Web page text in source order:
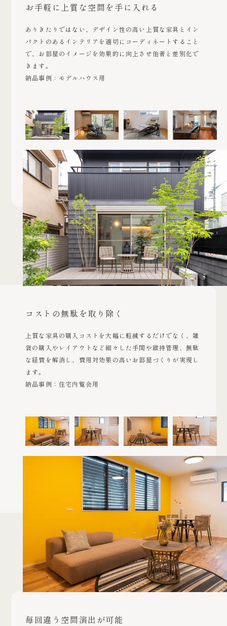
お手軽に上質な空間を手に入れる
ありきたりではない、デザイン性の高い上質な家具とイン
パクトのあるインテリアを適切にコーディネートすること
で、お部屋のイメージを効果的に向上させ他者と差別化で
きます。
納品事例：モデルハウス用
コストの無駄を取り除く
上質な家具の購入コストを大幅に軽減するだけでなく、雑
貨の購入やレイアウトなど細々した手間や維持管理、無駄
な経費を解消し、費用対効果の高いお部屋づくりが実現し
ます。
納品事例：住宅内覧会用
毎回違う空間演出が可能